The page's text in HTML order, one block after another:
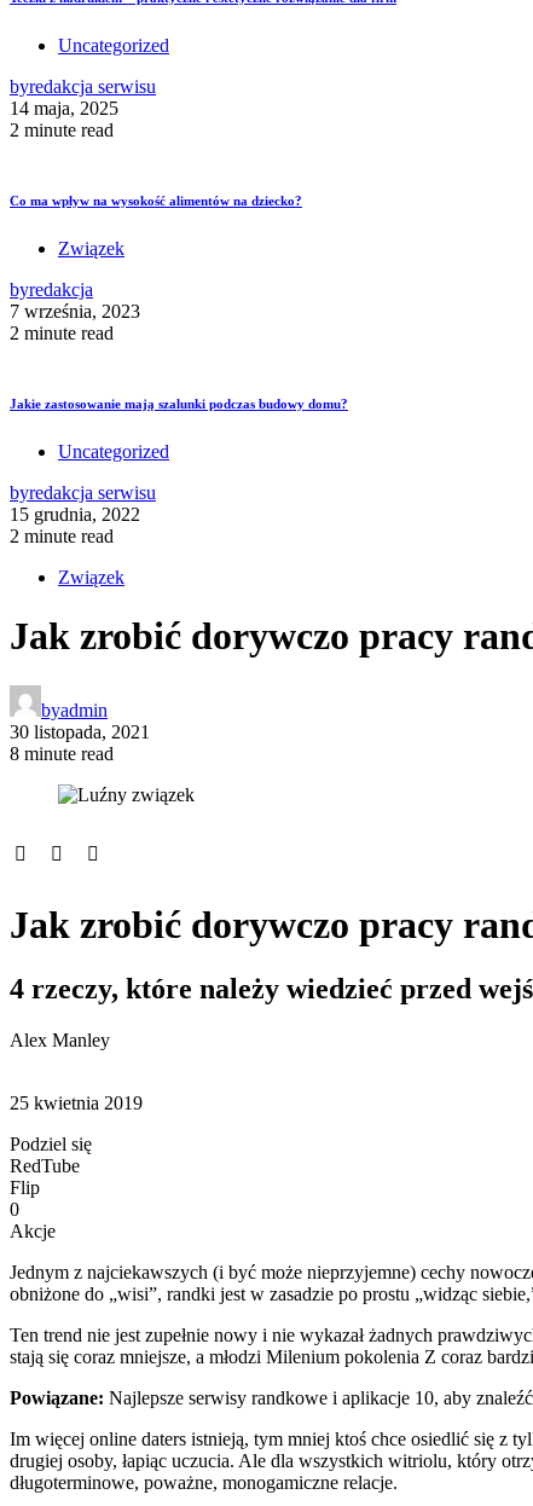
Uncategorized
byredakcja serwisu
14 maja, 2025
2 minute read
Co ma wpływ na wysokość alimentów na dziecko?
Związek
byredakcja
7 września, 2023
2 minute read
Jakie zastosowanie mają szalunki podczas budowy domu?
Uncategorized
byredakcja serwisu
15 grudnia, 2022
2 minute read
Związek
Jak zrobić dorywczo pracy
byadmin
30 listopada, 2021
8 minute read
Jak zrobić dorywczo pracy
4 rzeczy, które należy wiedzieć przed
Alex Manley
25 kwietnia 2019
Podziel się
RedTube
Flip
0
Akcje
Jednym z najciekawszych (i być może nieprzyjemne) cechy
obniżone do „wisi”, randki jest w zasadzie po prostu „widząc
Ten trend nie jest zupełnie nowy i nie wykazał żadnych
stają się coraz mniejsze, a młodzi Milenium pokolenia Z coraz
Powiązane: Najlepsze serwisy randkowe i aplikacje 10, aby znaleźć
Im więcej online daters istnieją, tym mniej ktoś chce osiedlić się z
drugiej osoby, łapiąc uczucia. Ale dla wszystkich witriolu, który
długoterminowe, poważne, monogamiczne relacje.